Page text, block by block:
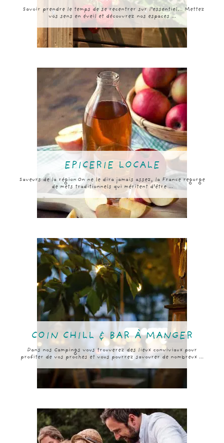
Savoir prendre le temps de se recentrer sur l’essentiel… Mettez
vos sens en éveil et découvrez nos espaces ...
EPICERIE LOCALE
Saveurs de la région On ne le dira jamais assez, la France regorge
de mets traditionnels qui méritent d’être ...
COIN CHILL & BAR À MANGER
Dans nos Campings vous trouverez des lieux conviviaux pour
profiter de vos proches et vous pourrez savourer de nombreux ...